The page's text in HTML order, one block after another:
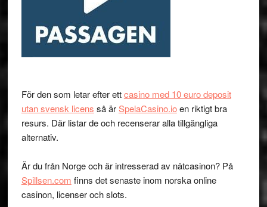
För den som letar efter ettcasino med 10 euro deposit
utan svensk licens så ärSpelaCasino.ioen riktigt bra
resurs. Där listar de och recenserar alla tillgängliga
alternativ.
Är du från Norge och är intresserad av nätcasinon? På
Spillsen.com finns det senaste inom norska online
casinon, licenser och slots.